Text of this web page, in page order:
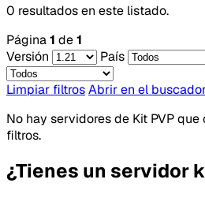
0 resultados en este listado.
Página1 de1
Versión
País
Limpiar filtrosAbrir en el
No hay servidores de Kit PVP
filtros.
¿Tienes un servidor